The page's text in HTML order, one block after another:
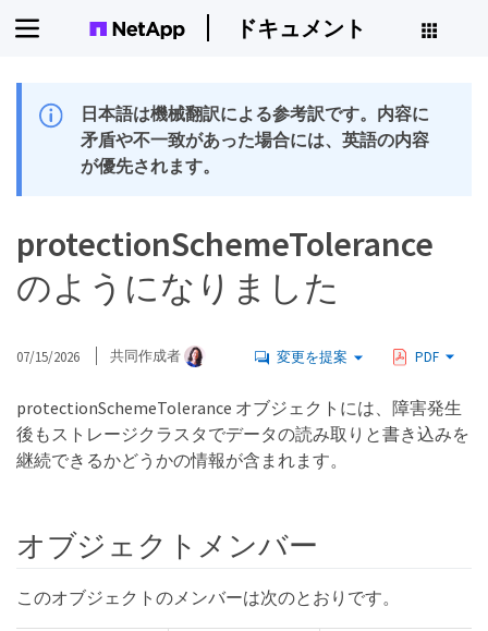
ドキュメント
日本語は機械翻訳による参考訳です。内容に
矛盾や不一致があった場合には、英語の内容
が優先されます。
protectionSchemeTolerance
のようになりました
07/15/2026 共同作成者 変更を提案 PDF
protectionSchemeTolerance オブジェクトには、障害発生
後もストレージクラスタでデータの読み取りと書き込みを
継続できるかどうかの情報が含まれます。
オブジェクトメンバー
このオブジェクトのメンバーは次のとおりです。